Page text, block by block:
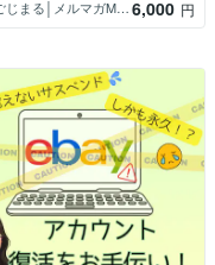
ごじまる│メルマガMyASPサポート 6,000 円